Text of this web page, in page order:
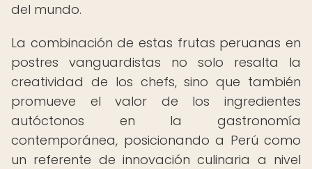
del mundo.
La combinación de estas frutas peruanas en
postres vanguardistas no solo resalta la
creatividad de los chefs, sino que también
promueve el valor de los ingredientes
autóctonos en la gastronomía
contemporánea, posicionando a Perú como
un referente de innovación culinaria a nivel